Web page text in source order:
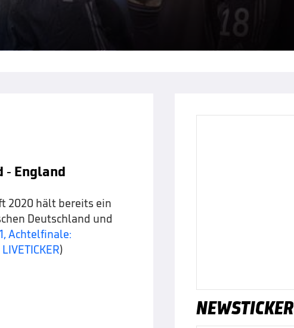
- England
2020 hält bereits ein
Deutschland und
Achtelfinale:
)
NEWSTICKER